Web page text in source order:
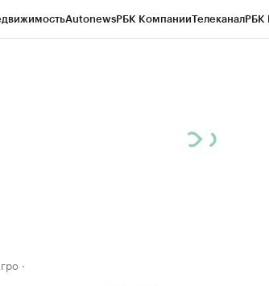
AutonewsРБК КомпанииТелеканалРБК